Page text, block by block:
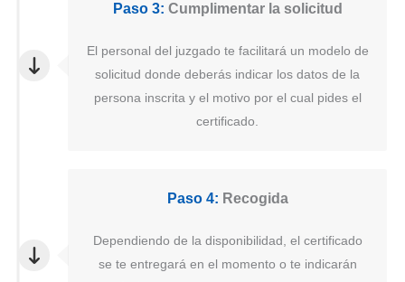
Paso 3: Cumplimentar la solicitud
El personal del juzgado te facilitará un modelo de
solicitud donde deberás indicar los datos de la
persona inscrita y el motivo por el cual pides el
certificado.
Paso 4: Recogida
Dependiendo de la disponibilidad, el certificado
se te entregará en el momento o te indicarán